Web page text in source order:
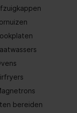
bereiden